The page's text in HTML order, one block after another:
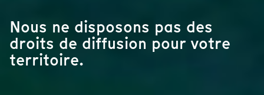
Nous ne disposons pas des
droits de diffusion pour votre
territoire.